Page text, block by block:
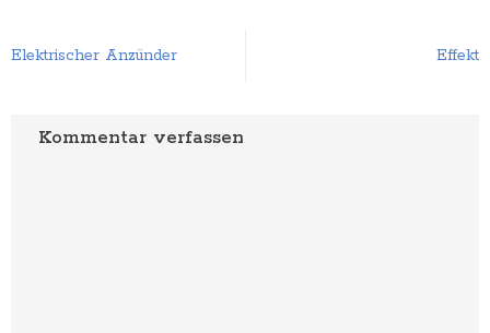
Elektrischer Anzünder Effekt
Kommentar verfassen